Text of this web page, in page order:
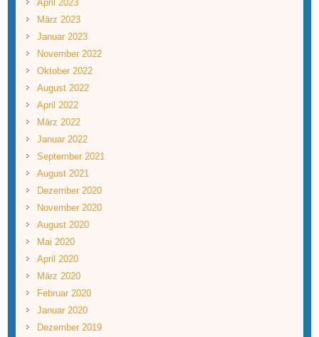
April 2023
März 2023
Januar 2023
November 2022
Oktober 2022
August 2022
April 2022
März 2022
Januar 2022
September 2021
August 2021
Dezember 2020
November 2020
August 2020
Mai 2020
April 2020
März 2020
Februar 2020
Januar 2020
Dezember 2019